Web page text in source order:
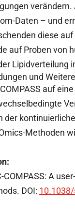
Daten – und
diese
auf Proben von
und
auf
der
Methoden
COMPASS: A
DOI: